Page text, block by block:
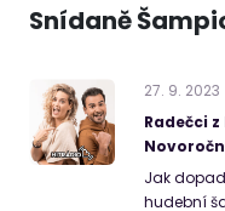
Snídaně
27. 9. 2023
Radečci
Jak
hudební